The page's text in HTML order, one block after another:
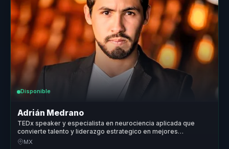
Disponible
Adrián Medrano
TEDx speaker y especialista en neurociencia aplicada que
convierte talento y liderazgo estrategico en mejores
decisiones para empresas y equipos.
MX